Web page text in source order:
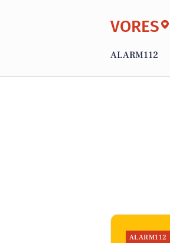
VORES
ALARM112
ALARM112